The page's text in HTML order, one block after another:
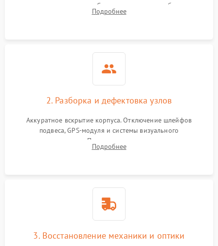
передачи видеосигнала. Считывание логов ошибок через
полетное ПО для определения характера неисправности.
Подробнее
2. Разборка и дефектовка узлов
Аккуратное вскрытие корпуса. Отключение шлейфов
подвеса, GPS-модуля и системы визуального
позиционирования. Проверка полетного контроллера,
регуляторов оборотов (ESC) и бесколлекторных моторов на
Подробнее
3. Восстановление механики и оптики